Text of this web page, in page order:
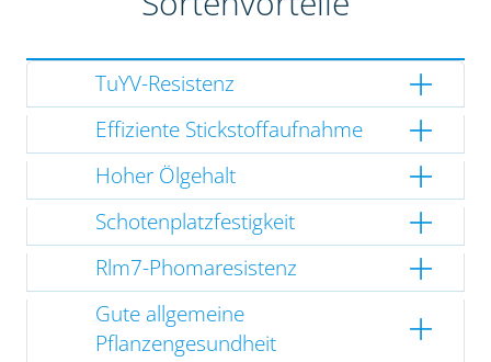
TuYV-Resistenz
Effiziente Stickstoffaufnahme
Hoher Ölgehalt
Schotenplatzfestigkeit
Rlm7-Phomaresistenz
Gute allgemeine
Pflanzengesundheit